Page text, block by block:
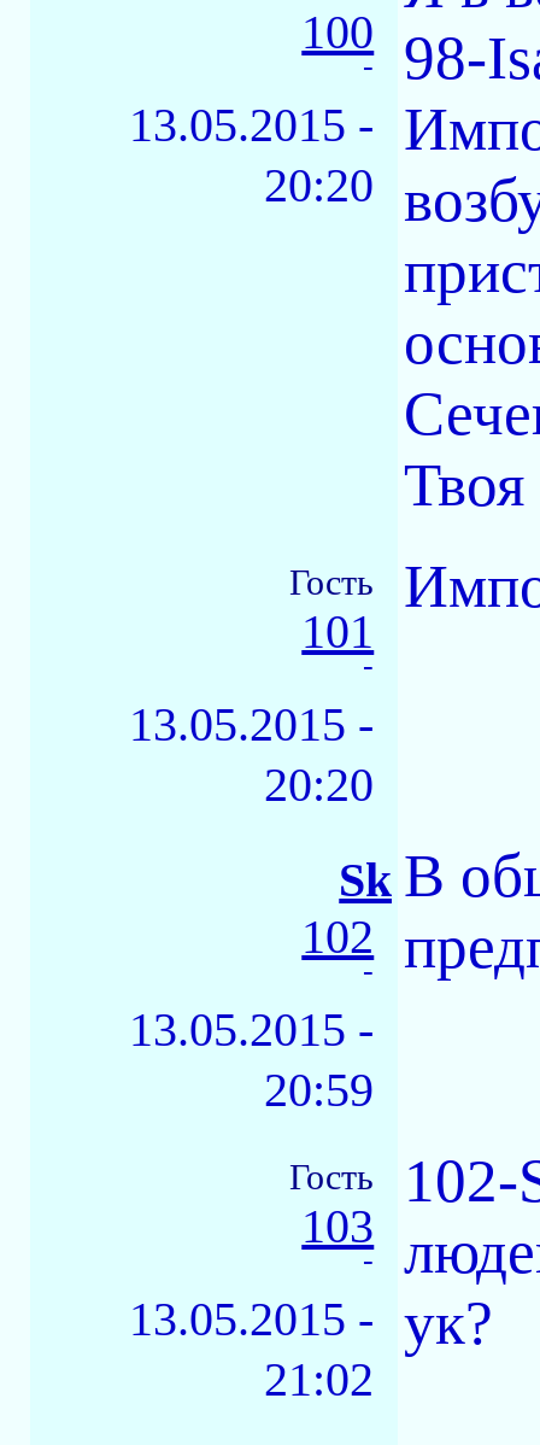
100
-
13.05.2015 -
20:20
98-
Гость
101
-
13.05.2015 -
20:20
Sk
102
-
13.05.2015 -
20:59
В
Гость
103
-
13.05.2015 -
21:02
102-
ук?